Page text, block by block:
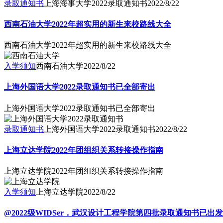
录取通知书 上海海事大学2022录取通知书2022/8/22
西南石油大学2022年超实用的新生来校路线大全
西南石油大学2022年超实用的新生来校路线大全
入学须知西南石油大学2022/8/22
上海外国语大学2022录取通知书已全部寄出
上海外国语大学2022录取通知书已全部寄出
录取通知书 上海外国语大学2022录取通知书2022/8/22
上海立达学院2022年团组织关系转接操作指南
上海立达学院2022年团组织关系转接操作指南
入学须知 上海立达学院2022/8/22
@2022级WIDSer，武汉设计工程学院第四批录取通知书已出